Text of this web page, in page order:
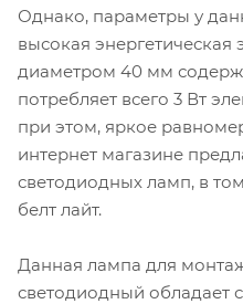
Однако, параметры у
высокая энергетическая
диаметром 40 мм
потребляет всего 3 Вт
при этом, яркое
интернет магазине
светодиодных ламп, в
белт лайт.
Данная лампа для
светодиодный обладает